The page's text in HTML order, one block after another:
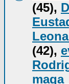
(45),
(42),